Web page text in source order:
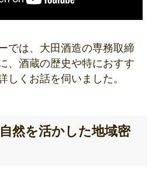
では、大田酒造の専務取締
、酒蔵の歴史や特におすす
しくお話を伺いました。
然を活かした地域密